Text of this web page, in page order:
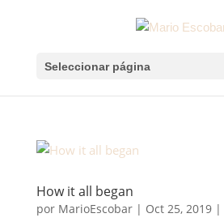
Seleccionar página
How it all began
por MarioEscobar| Oct 25, 2019|